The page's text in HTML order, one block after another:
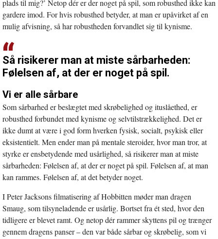
plads til mig?’ Netop dér er der noget på spil, som robusthed ikke kan
gardere imod. For hvis robusthed betyder, at man er upåvirket af en
mulig afvisning, så har robustheden forvandlet sig til kynisme.
Så risikerer man at miste sårbarheden:
Følelsen af, at der er noget på spil.
Vi er alle sårbare
Som sårbarhed er beslægtet med skrøbelighed og ituslåethed, er
robusthed forbundet med kynisme og selvtilstrækkelighed. Det er
ikke dumt at være i god form hverken fysisk, socialt, psykisk eller
eksistentielt. Men ender man på mentale steroider, hvor man tror, at
styrke er ensbetydende med usårlighed, så risikerer man at miste
sårbarheden: Følelsen af, at der er noget på spil. Følelsen af, at man
kan rammes. Følelsen af, at det betyder noget.
I Peter Jacksons filmatisering af Hobbitten møder man dragen
Smaug, som tilsyneladende er usårlig. Bortset fra ét sted, hvor den
tidligere er blevet ramt. Og netop dér rammer skyttens pil og trænger
gennem dragens panser – den var både sårbar og skrøbelig, som vi